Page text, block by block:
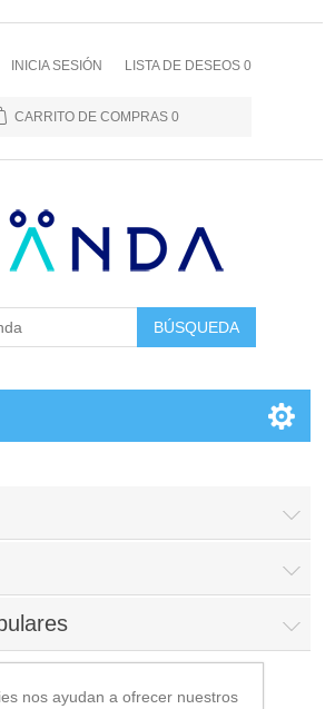
INICIA SESIÓN LISTA DE DESEOS 0
CARRITO DE COMPRAS 0
BÚSQUEDA
nos ayudan a ofrecer nuestros